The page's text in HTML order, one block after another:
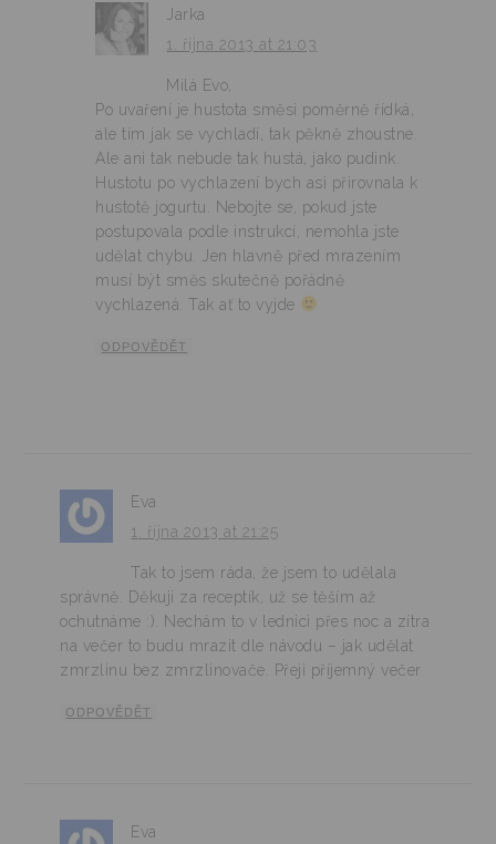
Jarka
1. října 2013 at 21:03
Milá Evo,
Po uvaření je hustota směsi poměrně řídká,
ale tím jak se vychladí, tak pěkně zhoustne.
Ale ani tak nebude tak hustá, jako pudink.
Hustotu po vychlazení bych asi přirovnala k
hustotě jogurtu. Nebojte se, pokud jste
postupovala podle instrukcí, nemohla jste
udělat chybu. Jen hlavně před mrazením
musí být směs skutečně pořádně
vychlazená. Tak ať to vyjde
ODPOVĚDĚT
Eva
1. října 2013 at 21:25
Tak to jsem ráda, že jsem to udělala
správně. Děkuji za receptík, už se těším až
ochutnáme :). Nechám to v lednici přes noc a zítra
na večer to budu mrazit dle návodu – jak udělat
zmrzlinu bez zmrzlinovače. Přeji příjemný večer
ODPOVĚDĚT
Eva